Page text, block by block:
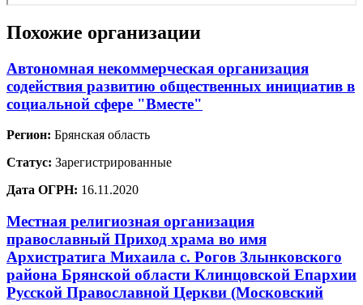
Похожие организации
Автономная некоммерческая организация
содействия развитию общественных инициатив в
социальной сфере "Вместе"
Регион: Брянская область
Статус: Зарегистрированные
Дата ОГРН: 16.11.2020
Местная религиозная организация
православный Приход храма во имя
Архистратига Михаила с. Рогов Злынковского
района Брянской области Клинцовской Епархии
Русской Православной Церкви (Московский